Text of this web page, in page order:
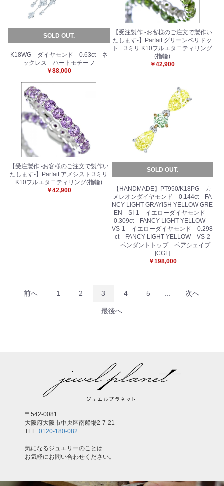
SOLD OUT.
K18WG ダイヤモンド 0.63ct ネ
ックレス ハートモチーフ
￥88,000
【受注製作 -お客様のご注文で製作い
たします-】Parfait グリーンペリドッ
ト 3ミリ K10フルエタニティリング
(指輪)
￥42,900
【受注製作 -お客様のご注文で製作い
たします-】Parfait アメシスト 3ミリ
K10フルエタニティリング(指輪)
￥42,900
SOLD OUT.
【HANDMADE】PT950/K18PG カ
メレオンダイヤモンド 0.144ct FA
NCY LIGHT GRAYISH YELLOW GRE
EN SI-1 イエローダイヤモンド
0.309ct FANCY LIGHT YELLOW
VS-1 イエローダイヤモンド 0.298
ct FANCY LIGHT YELLOW VS-2
ペンダントトップ ペアシェイプ
[CGL]
￥198,000
前へ 1 2 3 4 5 次へ
最後へ
〒542-0081
大阪府大阪市中央区南船場2-7-21
TEL: 0120-180-082
気になるジュエリーのことは
お気軽にお問い合わせください。